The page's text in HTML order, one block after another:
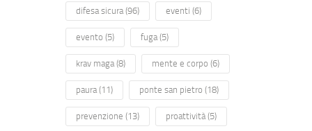
difesa sicura(96) eventi (6)
evento (5) fuga(5)
krav maga(8) mente e corpo (6)
paura(11) ponte san pietro (18)
prevenzione (13) proattività(5)